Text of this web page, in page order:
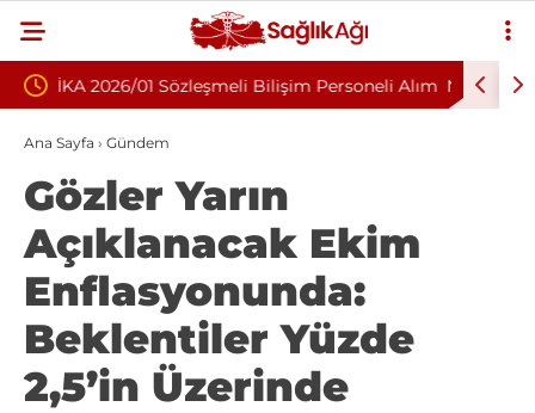
Personeli Alım Nükleoplasti mi, Ameliyat mı? Bel ve Boyun
Fıtığında Doğru Tedavi Seçimi
Ana Sayfa › Gündem
Gözler Yarın
Açıklanacak Ekim
Enflasyonunda:
Beklentiler Yüzde
2,5’in Üzerinde